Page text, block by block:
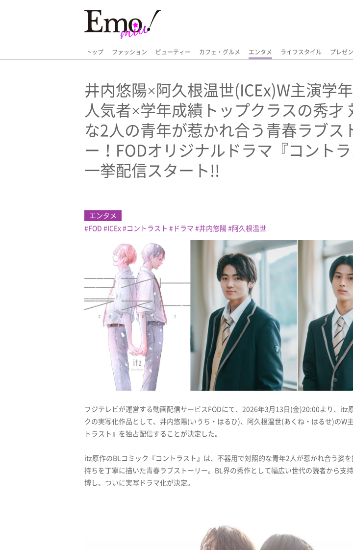
トップ ファッション ビューティー カフェ・グルメ エンタメ ライフスタイル プレゼ
井内悠陽×阿久根温世(ICEx)W主演学
人気者×学年成績トップクラスの秀才
な2人の青年が惹かれ合う青春ラブス
ー！FODオリジナルドラマ『コントラ
一挙配信スタート!!
エンタメ
FOD
ICEx コントラスト ドラマ 井内悠陽 阿久根温世
フジテレビが運営する動画配信サービスFODにて、2026年3月13日(金)20:00より、itz
クの実写化作品として、井内悠陽(いうち・はるひ)、阿久根温世(あくね・はるせ)のW
トラスト』を独占配信することが決定した。
itz原作のBLコミック『コントラスト』は、不器用で対照的な青年2人が惹かれ合う姿
持ちを丁寧に描いた青春ラブストーリー。BL界の秀作として幅広い世代の読者から支
博し、ついに実写ドラマ化が決定。